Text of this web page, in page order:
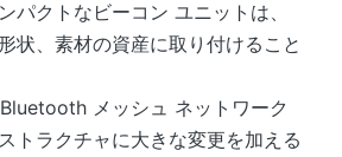
パクトなビーコン ユニットは、
状、素材の資産に取り付けること
メッシュ ネットワーク
トラクチャに大きな変更を加える